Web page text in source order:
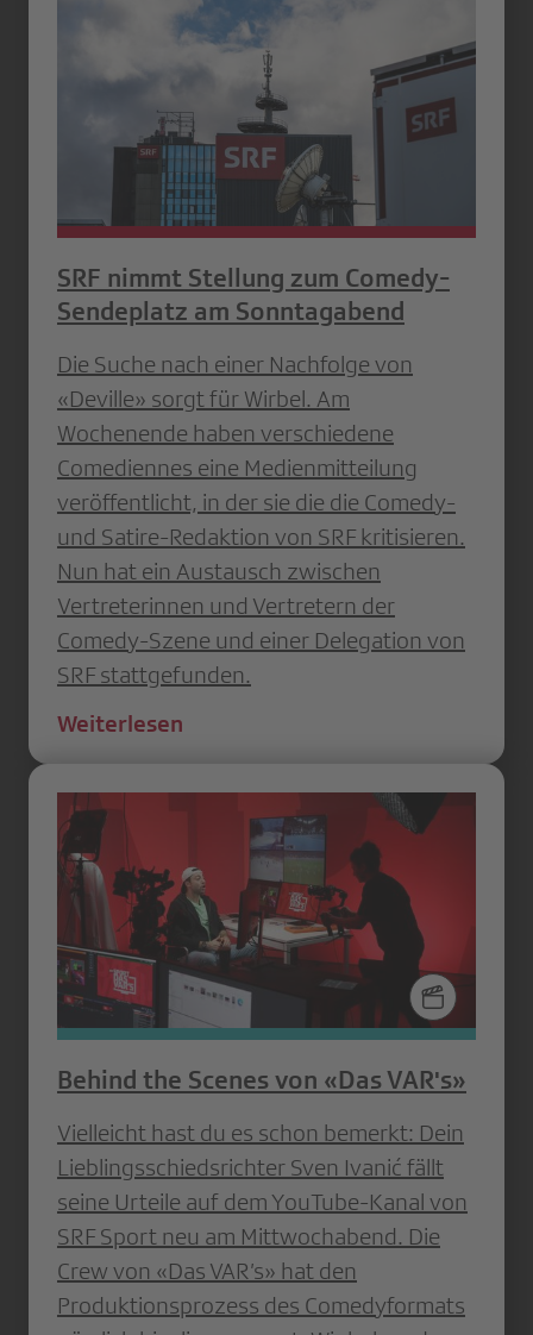
SRF nimmt Stellung zum Comedy-
Sendeplatz am Sonntagabend
Die Suche nach einer Nachfolge von
«Deville» sorgt für Wirbel. Am
Wochenende haben verschiedene
Comediennes eine Medienmitteilung
veröffentlicht, in der sie die die Comedy-
und Satire-Redaktion von SRF kritisieren.
Nun hat ein Austausch zwischen
Vertreterinnen und Vertretern der
Comedy-Szene und einer Delegation von
SRF stattgefunden.
Weiterlesen
Behind the Scenes von «Das VAR's»
Vielleicht hast du es schon bemerkt: Dein
Lieblingsschiedsrichter Sven Ivanić fällt
seine Urteile auf dem YouTube-Kanal von
SRF Sport neu am Mittwochabend. Die
Crew von «Das VAR’s» hat den
Produktionsprozess des Comedyformats